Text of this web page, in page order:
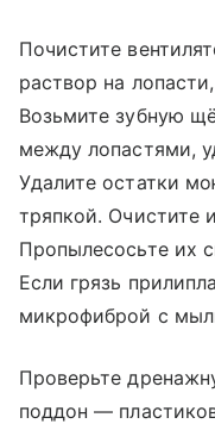
Почистите
раствор на
Возьмите зубную
между лопастями,
Удалите остатки
тряпкой. Очистите
Пропылесосьте их
Если грязь
микрофиброй с
Проверьте
поддон —